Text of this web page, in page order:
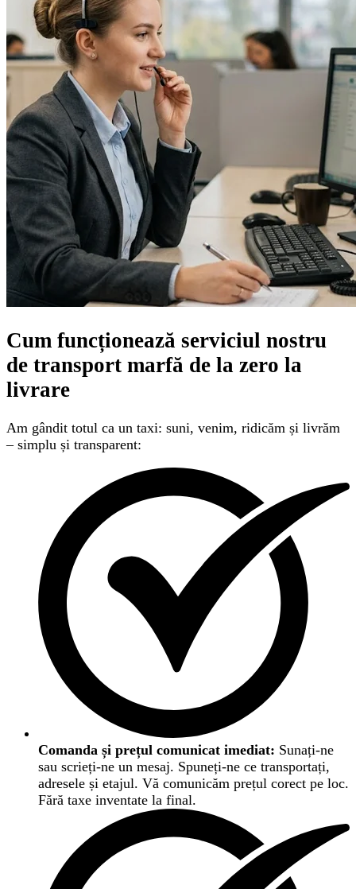
Cum funcționează serviciul nostru
de transport marfă de la zero la
livrare
Am gândit totul ca un taxi: suni, venim, ridicăm și livrăm
– simplu și transparent:
Comanda și prețul comunicat imediat: Sunați-ne
sau scrieți-ne un mesaj. Spuneți-ne ce transportați,
adresele și etajul. Vă comunicăm prețul corect pe loc.
Fără taxe inventate la final.